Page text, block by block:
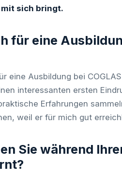
sich bringt.
für eine
eine Ausbildung bei
interessanten ersten
Erfahrungen
weil er für mich gut
Sie während